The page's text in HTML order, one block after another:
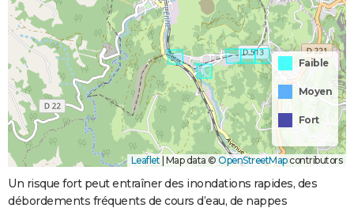
Faible
Moyen
Fort
Leaflet | Map data © OpenStreetMapcontributors
Un risque fort peut entraîner des inondations rapides, des
débordements fréquents de cours d’eau, de nappes